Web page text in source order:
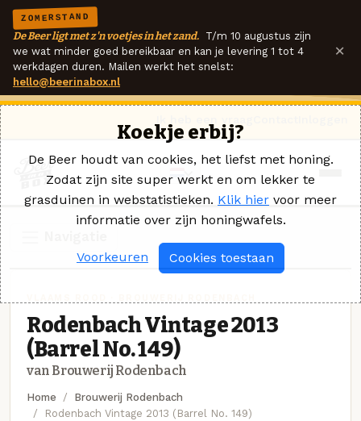
ZOMERSTAND
De Beer ligt met z'n voetjes in het zand. T/m 10 augustus zijn
we wat minder goed bereikbaar en kan je levering 1 tot 4
werkdagen duren. Mailen werkt het snelst:
hello@beerinabox.nl
×
Rodenbach Vintage 2013
(Barrel No. 149)
van Brouwerij Rodenbach
Home
Brouwerij Rodenbach
Rodenbach Vintage 2013 (Barrel No. 149)
Koekje erbij?
De Beer houdt van cookies, het liefst met honing.
Zodat zijn site super werkt en om lekker te
grasduinen in webstatistieken. Klik hier voor meer
informatie over zijn honingwafels.
Voorkeuren Cookies toestaan